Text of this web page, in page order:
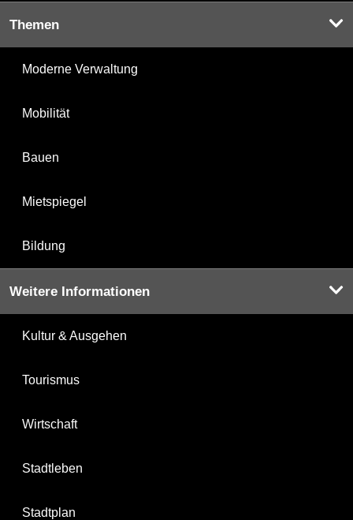
Themen
Moderne Verwaltung
Mobilität
Bauen
Mietspiegel
Bildung
Weitere Informationen
Kultur & Ausgehen
Tourismus
Wirtschaft
Stadtleben
Stadtplan